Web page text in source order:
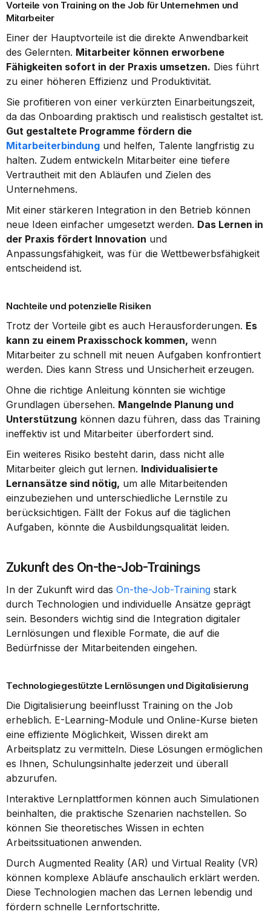
Vorteile von Training on the Job für Unternehmen und
Mitarbeiter
Einer der Hauptvorteile ist die direkte Anwendbarkeit
des Gelernten. Mitarbeiter können erworbene
Fähigkeiten sofort in der Praxis umsetzen. Dies führt
zu einer höheren Effizienz und Produktivität.
Sie profitieren von einer verkürzten Einarbeitungszeit,
Mitarbeiterbindung und helfen, Talente langfristig zu
halten. Zudem entwickeln Mitarbeiter eine tiefere
Vertrautheit mit den Abläufen und Zielen des
Unternehmens.
Mit einer stärkeren Integration in den Betrieb können
neue Ideen einfacher umgesetzt werden. Das Lernen in
der Praxis fördert Innovation und
Anpassungsfähigkeit, was für die Wettbewerbsfähigkeit
entscheidend ist.
Nachteile und potenzielle Risiken
Trotz der Vorteile gibt es auch Herausforderungen. Es
kann zu einem Praxisschock kommen, wenn
Mitarbeiter zu schnell mit neuen Aufgaben konfrontiert
werden. Dies kann Stress und Unsicherheit erzeugen.
Ohne die richtige Anleitung könnten sie wichtige
Grundlagen übersehen. Mangelnde Planung und
Unterstützung können dazu führen, dass das Training
ineffektiv ist und Mitarbeiter überfordert sind.
Ein weiteres Risiko besteht darin, dass nicht alle
Mitarbeiter gleich gut lernen. Individualisierte
Lernansätze sind nötig, um alle Mitarbeitenden
einzubeziehen und unterschiedliche Lernstile zu
berücksichtigen. Fällt der Fokus auf die täglichen
Aufgaben, könnte die Ausbildungsqualität leiden.
Zukunft des On-the-Job-Trainings
In der Zukunft wird das On-the-Job-Training stark
durch Technologien und individuelle Ansätze geprägt
sein. Besonders wichtig sind die Integration digitaler
Lernlösungen und flexible Formate, die auf die
Bedürfnisse der Mitarbeitenden eingehen.
Technologiegestützte Lernlösungen und Digitalisierung
Die Digitalisierung beeinflusst Training on the Job
erheblich. E-Learning-Module und Online-Kurse bieten
eine effiziente Möglichkeit, Wissen direkt am
Arbeitsplatz zu vermitteln. Diese Lösungen ermöglichen
es Ihnen, Schulungsinhalte jederzeit und überall
abzurufen.
Interaktive Lernplattformen können auch Simulationen
beinhalten, die praktische Szenarien nachstellen. So
können Sie theoretisches Wissen in echten
Arbeitssituationen anwenden.
Durch Augmented Reality (AR) und Virtual Reality (VR)
können komplexe Abläufe anschaulich erklärt werden.
Diese Technologien machen das Lernen lebendig und
fördern schnelle Lernfortschritte.